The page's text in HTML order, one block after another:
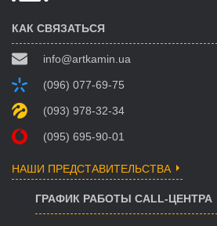
КАК СВЯЗАТЬСЯ
info@artkamin.ua
(096) 077-69-75
(093) 978-32-34
(095) 695-90-01
НАШИ ПРЕДСТАВИТЕЛЬСТВА
ГРАФИК РАБОТЫ CALL-ЦЕНТРА